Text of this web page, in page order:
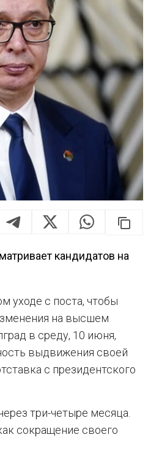
кандидатов на
уходе с поста, чтобы
на высшем
в среду, 10 июня,
выдвижения своей
с президентского
три-четыре месяца.
сокращение своего